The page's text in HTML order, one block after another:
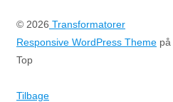
© 2026 Transformatorer
Responsive WordPress Theme på
Top
Tilbage